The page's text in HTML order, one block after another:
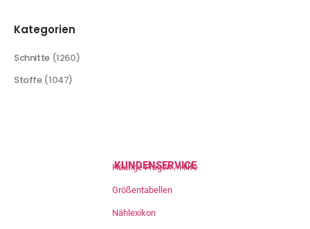
Kategorien
Schnitte (1260)
Stoffe (1047)
KUNDENSERVICE
Häufige Fragen / Hilfe
Größentabellen
Nählexikon